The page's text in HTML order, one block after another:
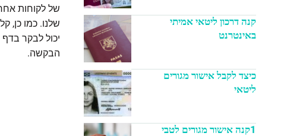
של לקוחות
שלנו. כמו כן,
יכול לבקר
הבקשה.
קנה דרכון ליטאי אמיתי
באינטרנט
כיצד לקבל אישור מגורים
ליטאי
1קנה אישור מגורים לטבי